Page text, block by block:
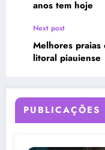
anos tem hoje
Next post
Melhores praias
litoral piauiense